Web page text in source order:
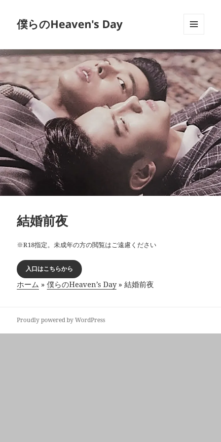
僕らのHeaven's Day
ーとウ
ィジェ
ット
結婚前夜
※R18指定。未成年の方の閲覧はご遠慮ください
入口はこちらから
ホーム » 僕らのHeaven’s Day » 結婚前夜
Proudly powered by WordPress